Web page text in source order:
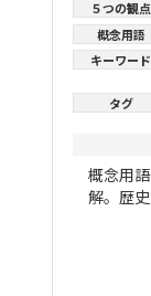
タグ
５つの観点
概念用語
キーワード
概念用
解。歴